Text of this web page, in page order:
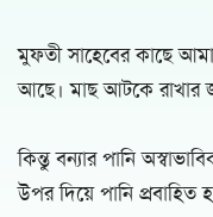
মুফতী সাহেবের কাছে
আছে। মাছ আটকে রাখার
কিন্তু বন্যার পানি
উপর দিয়ে পানি